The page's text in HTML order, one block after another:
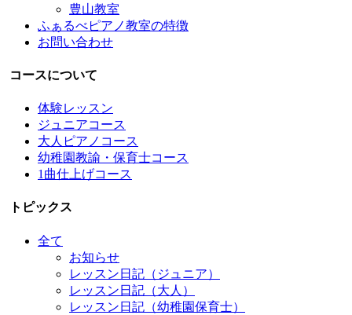
豊山教室
ふぁるべピアノ教室の特徴
お問い合わせ
コースについて
体験レッスン
ジュニアコース
大人ピアノコース
幼稚園教諭・保育士コース
1曲仕上げコース
トピックス
全て
お知らせ
レッスン日記（ジュニア）
レッスン日記（大人）
レッスン日記（幼稚園保育士）